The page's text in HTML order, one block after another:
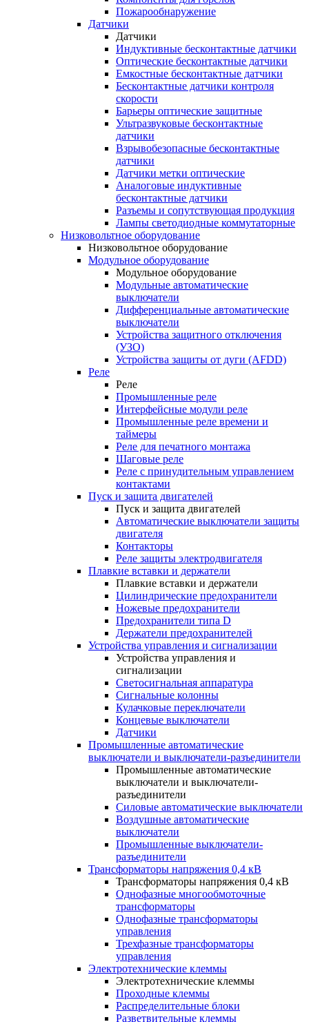
Пожарообнаружение
Датчики
Датчики
Индуктивные бесконтактные датчики
Оптические бесконтактные датчики
Емкостные бесконтактные датчики
Бесконтактные датчики контроля
скорости
Барьеры оптические защитные
Ультразвуковые бесконтактные
датчики
Взрывобезопасные бесконтактные
датчики
Датчики метки оптические
Аналоговые индуктивные
бесконтактные датчики
Разъемы и сопутствующая продукция
Лампы светодиодные коммутаторные
Низковольтное оборудование
Низковольтное оборудование
Модульное оборудование
Модульное оборудование
Модульные автоматические
выключатели
Дифференциальные автоматические
выключатели
Устройства защитного отключения
(УЗО)
Устройства защиты от дуги (AFDD)
Реле
Реле
Промышленные реле
Интерфейсные модули реле
Промышленные реле времени и
таймеры
Реле для печатного монтажа
Шаговые реле
Реле с принудительным управлением
контактами
Пуск и защита двигателей
Пуск и защита двигателей
Автоматические выключатели защиты
двигателя
Контакторы
Реле защиты электродвигателя
Плавкие вставки и держатели
Плавкие вставки и держатели
Цилиндрические предохранители
Ножевые предохранители
Предохранители типа D
Держатели предохранителей
Устройства управления и сигнализации
Устройства управления и
сигнализации
Светосигнальная аппаратура
Сигнальные колонны
Кулачковые переключатели
Концевые выключатели
Датчики
Промышленные автоматические
выключатели и выключатели-разъединители
Промышленные автоматические
выключатели и выключатели-
разъединители
Силовые автоматические выключатели
Воздушные автоматические
выключатели
Промышленные выключатели-
разъединители
Трансформаторы напряжения 0,4 кВ
Трансформаторы напряжения 0,4 кВ
Однофазные многообмоточные
трансформаторы
Однофазные трансформаторы
управления
Трехфазные трансформаторы
управления
Электротехнические клеммы
Электротехнические клеммы
Проходные клеммы
Распределительные блоки
Разветвительные клеммы